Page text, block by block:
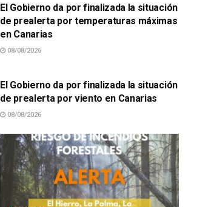
El Gobierno da por finalizada la situación
de prealerta por temperaturas máximas
en Canarias
08/08/2026
El Gobierno da por finalizada la situación
de prealerta por viento en Canarias
08/08/2026